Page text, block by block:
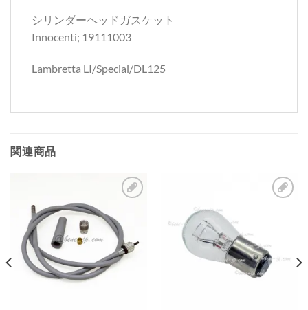
シリンダーヘッドガスケット
Innocenti; 19111003
Lambretta LI/Special/DL125
関連商品
気
に
入
に
入